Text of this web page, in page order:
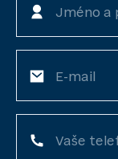
Jméno a
E-mail
Vaše